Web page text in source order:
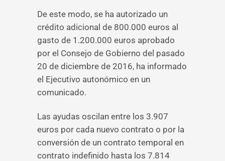
De este modo, se ha autorizado un
crédito adicional de 800.000 euros al
gasto de 1.200.000 euros aprobado
por el Consejo de Gobierno del pasado
20 de diciembre de 2016, ha informado
el Ejecutivo autonómico en un
comunicado.
Las ayudas oscilan entre los 3.907
euros por cada nuevo contrato o por la
conversión de un contrato temporal en
contrato indefinido hasta los 7.814